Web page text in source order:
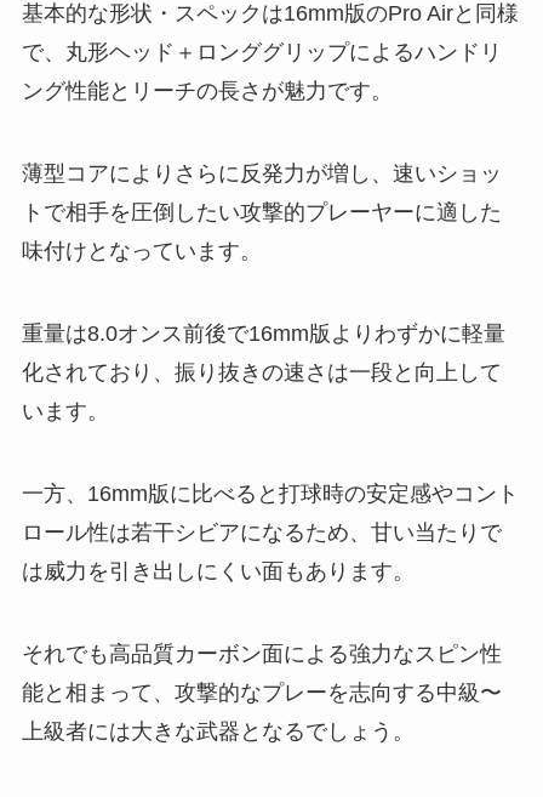
基本的な形状・スペックは16mm版のPro Airと同様
で、丸形ヘッド＋ロンググリップによるハンドリ
ング性能とリーチの長さが魅力です。
薄型コアによりさらに反発力が増し、速いショッ
トで相手を圧倒したい攻撃的プレーヤーに適した
味付けとなっています。
重量は8.0オンス前後で16mm版よりわずかに軽量
化されており、振り抜きの速さは一段と向上して
います。
一方、16mm版に比べると打球時の安定感やコント
ロール性は若干シビアになるため、甘い当たりで
は威力を引き出しにくい面もあります。
それでも高品質カーボン面による強力なスピン性
能と相まって、攻撃的なプレーを志向する中級〜
上級者には大きな武器となるでしょう。